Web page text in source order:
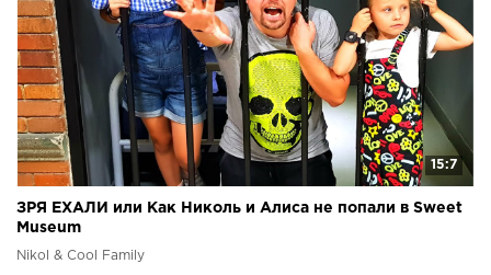
15:7
ЗРЯ ЕХАЛИ или Как Николь и Алиса не попали в Sweet
Museum
Nikol & Cool Family